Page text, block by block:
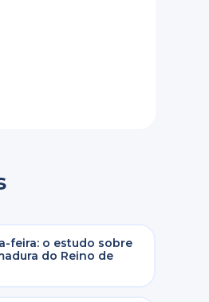
feira: o estudo sobre
do Reino de